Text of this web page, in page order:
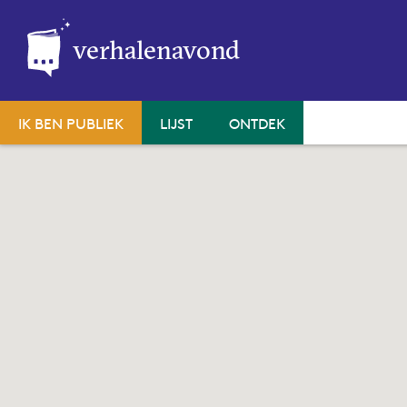
verhalenavond
IK BEN PUBLIEK LIJST ONTDEK